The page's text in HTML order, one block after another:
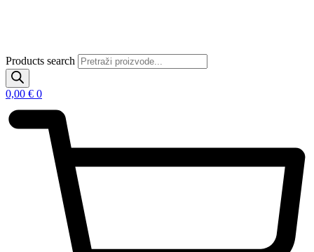
Products search
0,00 € 0